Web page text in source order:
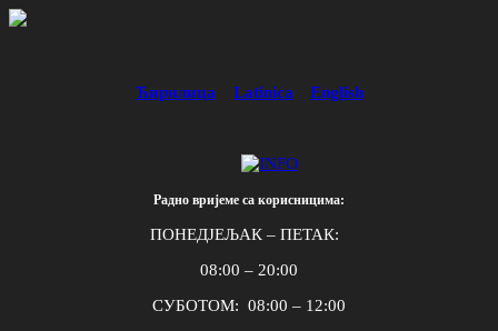
Ћирилица Latinica English
Радно вријеме са корисницима:
ПОНЕДЈЕЉАК – ПЕТАК:
08:00 – 20:00
СУБОТОМ: 08:00 – 12:00